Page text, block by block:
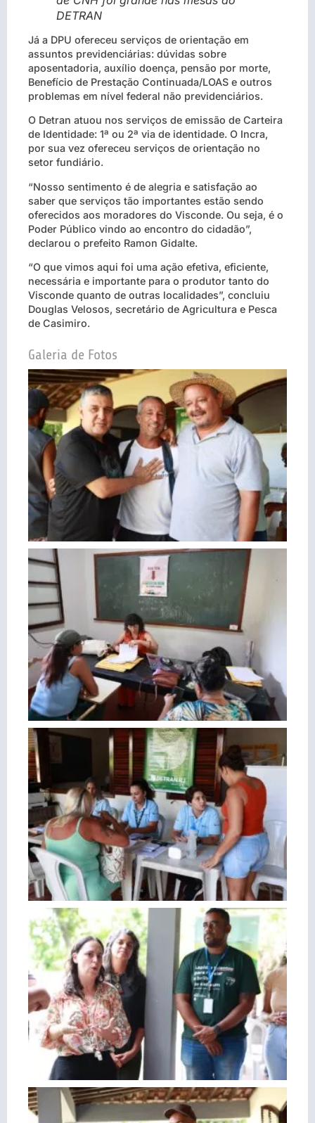
DETRAN
Já a DPU ofereceu serviços de orientação em
assuntos previdenciárias: dúvidas sobre
aposentadoria, auxílio doença, pensão por morte,
Benefício de Prestação Continuada/LOAS e outros
problemas em nível federal não previdenciários.
O Detran atuou nos serviços de emissão de Carteira
de Identidade: 1ª ou 2ª via de identidade. O Incra,
por sua vez ofereceu serviços de orientação no
setor fundiário.
“Nosso sentimento é de alegria e satisfação ao
saber que serviços tão importantes estão sendo
oferecidos aos moradores do Visconde. Ou seja, é o
Poder Público vindo ao encontro do cidadão”,
declarou o prefeito Ramon Gidalte.
“O que vimos aqui foi uma ação efetiva, eficiente,
necessária e importante para o produtor tanto do
Visconde quanto de outras localidades”, concluiu
Douglas Velosos, secretário de Agricultura e Pesca
de Casimiro.
Galeria de Fotos